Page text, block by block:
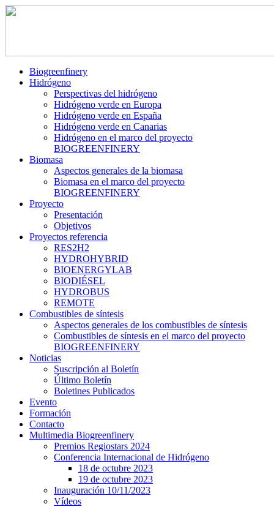
Biogreenfinery
Hidrógeno
Perspectivas del hidrógeno
Hidrógeno verde en Europa
Hidrógeno verde en España
Hidrógeno verde en Canarias
Hidrógeno en el marco del proyecto
BIOGREENFINERY
Biomasa
Aspectos generales de la biomasa
Biomasa en el marco del proyecto
BIOGREENFINERY
Proyecto
Presentación
Objetivos
Proyectos referencia
RES2H2
HYDROHYBRID
BIOENERGYLAB
BIODIÉSEL
HYDROBUS
REMOTE
Combustibles de síntesis
Aspectos generales de los combustibles de síntesis
Combustibles de síntesis en el marco del proyecto
BIOGREENFINERY
Noticias
Suscripción al Boletín
Último Boletín
Boletines Publicados
Evento
Formación
Contacto
Multimedia Biogreenfinery
Premios Regiostars 2024
Conferencia Internacional de Hidrógeno
18 de octubre 2023
19 de octubre 2023
Inauguración 10/11/2023
Vídeos